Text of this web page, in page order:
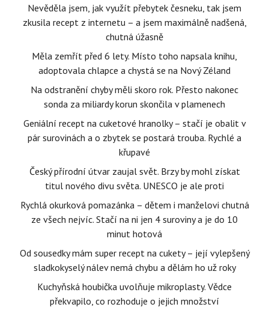
Nevěděla jsem, jak využít přebytek česneku, tak jsem
zkusila recept z internetu – a jsem maximálně nadšená,
chutná úžasně
Měla zemřít před 6 lety. Místo toho napsala knihu,
adoptovala chlapce a chystá se na Nový Zéland
Na odstranění chyby měli skoro rok. Přesto nakonec
sonda za miliardy korun skončila v plamenech
Geniální recept na cuketové hranolky – stačí je obalit v
pár surovinách a o zbytek se postará trouba. Rychlé a
křupavé
Český přírodní útvar zaujal svět. Brzy by mohl získat
titul nového divu světa. UNESCO je ale proti
Rychlá okurková pomazánka – dětem i manželovi chutná
ze všech nejvíc. Stačí na ni jen 4 suroviny a je do 10
minut hotová
Od sousedky mám super recept na cukety – její vylepšený
sladkokyselý nálev nemá chybu a dělám ho už roky
Kuchyňská houbička uvolňuje mikroplasty. Vědce
překvapilo, co rozhoduje o jejich množství